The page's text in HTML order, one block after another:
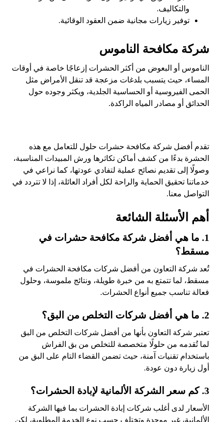
والتكاليف.
توفير زيارات مجانية ضمن العقود الوقائية.
شركة مكافحة الناموس
الناموس أو البعوض من أكثر الحشرات إزعاجًا خاصة في أوقات
المساء، حيث يتسبب بلدغات مزعجة قد تنقل الأمراض مثل
الحمى الفيروسية أو الحساسية الجلدية، ويكثر وجوده حول
الحدائق أو مصادر المياه الراكدة.
تقدم أفضل شركة مكافحة حشرات حلول للتعامل مع هذه
الحشرة بدءًا من كشف أماكن تكاثرها ورش المبيدات المناسبة،
وصولًا إلى تقديم نصائح عملية لتفادي عودتها، كما نراعي في
خدماتنا تحقيق الحماية والراحة لكل أفراد العائلة، إذا لا تتردد في
التواصل معنا.
أهم الأسئلة الشائعة
1. ما هي أفضل شركة مكافحة حشرات في
مسقط؟
تُعد شركة التعاون من أفضل شركات مكافحة الحشرات في
مسقط، لما تتمتع به من خبرة طويلة، ونتائج ملموسة، وحلول
فعالة تناسب جميع أنواع الحشرات.
2. ما هي أفضل شركات التخلص من البق؟
تعتبر شركة التعاون بأنها من أفضل شركات التخلص من البق
لما تُقدمه من حلولًا متخصصة للتخلص من بق الفراش
باستخدام تقنيات آمنة، حيث تضمن القضاء التام على البق من
أول زيارة دون عودة.
3. كم سعر الشركة الألمانية لإبادة الحشرات؟
الأسعار لدى أغلب شركات إبادة الحشرات بما فيها الشركة
الألمانية، غير موحدة وتختلف حسب نوع الخدمة المطلوبة، لكن